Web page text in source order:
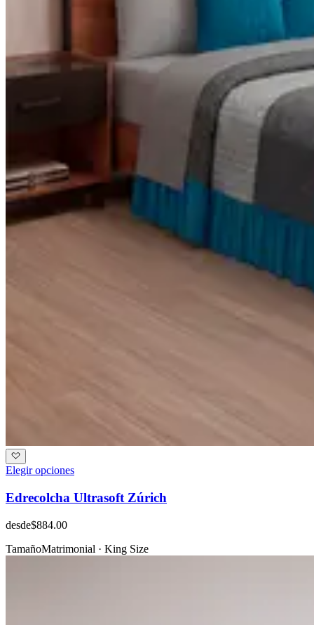
Elegir opciones
Edrecolcha Ultrasoft Zúrich
desde$884.00
TamañoMatrimonial · King Size